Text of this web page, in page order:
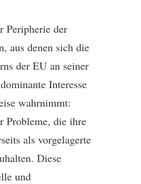
Peripherie der
aus denen sich die
der EU an seiner
Interesse
wahrnimmt:
Probleme, die ihre
als vorgelagerte
Diese
und